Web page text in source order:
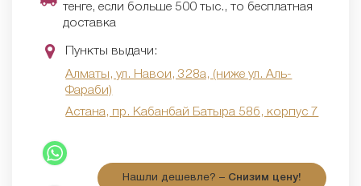
тенге, если больше 500 тыс., то бесплатная
доставка
Пункты выдачи:
Алматы, ул. Навои, 328а, (ниже ул. Аль-
Фараби)
Астана, пр. Кабанбай Батыра 58б, корпус 7
Нашли дешевле? – Снизим цену!